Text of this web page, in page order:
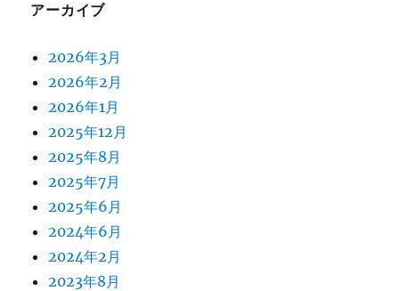
アーカイブ
2026年3月
2026年2月
2026年1月
2025年12月
2025年8月
2025年7月
2025年6月
2024年6月
2024年2月
2023年8月